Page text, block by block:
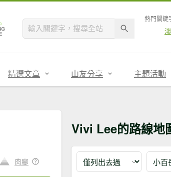
熱門關鍵
精選文章 山友分享 主題活動
肉腳
Vivi Lee的路線地